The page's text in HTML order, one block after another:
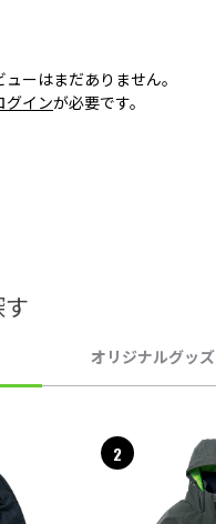
ーはまだありません。
グインが必要です。
オリジナルグッズ
2